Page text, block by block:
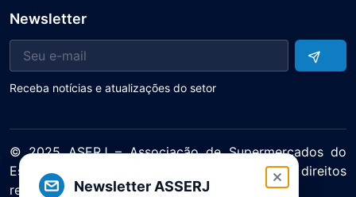
Newsletter ASSERJ
Newsletter
Receba notícias e atualizações do setor
© 2025 ASERJ – Associação de Supermercados do
Estado do Rio de Janeiro. Todos os direitos
reservados.